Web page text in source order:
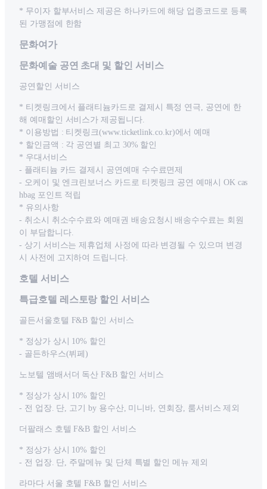
* 무이자 할부서비스 제공은 하나카드에 해당 업종코드로 등록
된 가맹점에 한함
문화여가
문화예술 공연 초대 및 할인 서비스
공연할인 서비스
* 티켓링크에서 플래티늄카드로 결제시 특정 연극, 공연에 한
해 예매할인 서비스가 제공됩니다.
* 이용방법 : 티켓링크(www.ticketlink.co.kr)에서 예매
* 할인금액 : 각 공연별 최고 30% 할인
* 우대서비스
- 플래티늄 카드 결제시 공연예매 수수료면제
- 오케이 및 엔크린보너스 카드로 티켓링크 공연 예매시 OK cas
hbag 포인트 적립
* 유의사항
- 취소시 취소수수료와 예매권 배송요청시 배송수수료는 회원
이 부담합니다.
- 상기 서비스는 제휴업체 사정에 따라 변경될 수 있으며 변경
시 사전에 고지하여 드립니다.
호텔 서비스
특급호텔 레스토랑 할인 서비스
골든서울호텔 F&B 할인 서비스
* 정상가 상시 10% 할인
- 골든하우스(뷔페)
노보텔 앰배서더 독산 F&B 할인 서비스
* 정상가 상시 10% 할인
- 전 업장. 단, 고기 by 용수산, 미니바, 연회장, 룸서비스 제외
더팔래스 호텔 F&B 할인 서비스
* 정상가 상시 10% 할인
- 전 업장. 단, 주말메뉴 및 단체 특별 할인 메뉴 제외
라마다 서울 호텔 F&B 할인 서비스